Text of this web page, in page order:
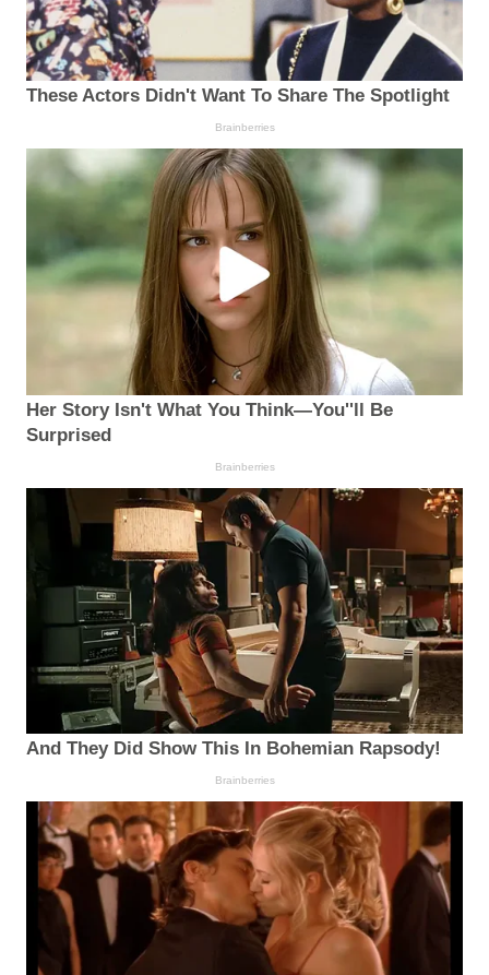
These Actors Didn't Want To Share The Spotlight
Brainberries
Her Story Isn't What You Think—You''ll Be
Surprised
Brainberries
And They Did Show This In Bohemian Rapsody!
Brainberries